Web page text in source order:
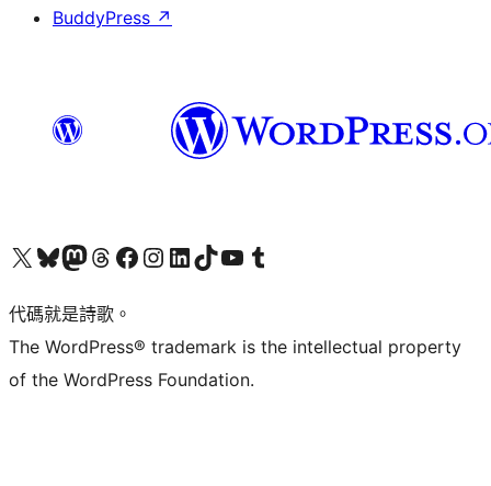
BuddyPress ↗
Visit our X (formerly Twitter) account
Visit our Bluesky account
Visit our Mastodon account
Visit our Threads account
訪問我們的 Facebook 專頁Visit our Instagram account
Visit our LinkedIn account
Visit our TikTok account
Visit our YouTube channel
Visit our Tumblr account
代碼就是詩歌。
The WordPress® trademark is the intellectual property
of the WordPress Foundation.